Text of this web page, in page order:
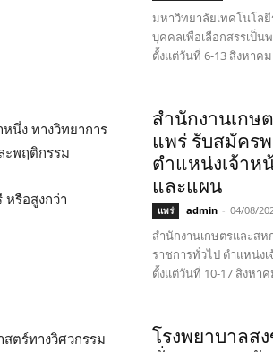
นึ่ง ทางวิทยาการ
ะพฤติกรรม
รือสูงกว่า
ตร์ทางวิศวกรรม
มหาวิทยาลัยเทคโนโล
บุคคลเพื่อเลือกสรรเป็น
ตั้งแต่วันที่ 6-13 สิงหาค
สำนักงานเกษ
แพร่ รับสมัคร
ตำแหน่งเจ้าห
และแผน
แพร่ admin - 04/08/
สำนักงานเกษตรและส
ราชการทั่วไป ตำแหน่ง
ตั้งแต่วันที่ 10-17 สิงหาค
โรงพยาบาลส